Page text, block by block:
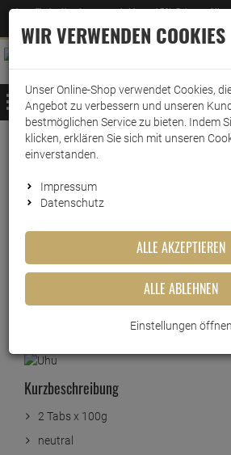
Jetzt für den Newsletter entscheiden und 5% Rabatt auf
–Zum Newsletter
MENÜ
Weiter einkaufen www.wark24.de Leben &
Luftentfeuchter
Uhu Luftentfeuchter
Nachfülltabs Air Max
2x100g neutral
Artikel-Nummer:
Kurzbeschreibung
2 Tabs x 100g
neutral
WIR VERWENDEN COOKIES
Unser Online-Shop verwendet Cookies,
Angebot zu verbessern und unseren
bestmöglichen Service zu bieten. Indem
klicken, erklären Sie sich mit unseren
einverstanden.
Impressum
Datenschutz
ALLE AKZEPTIEREN
ALLE ABLEHNEN
Einstellungen öffnen